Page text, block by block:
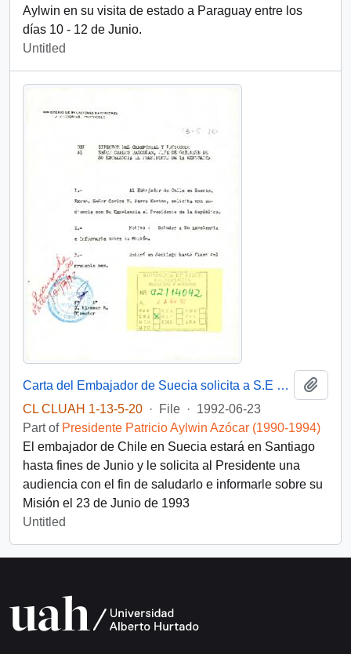
Aylwin en su visita de estado a Paraguay entre los
días 10 - 12 de Junio.
Untitled
Carta del Embajador de Suecia solicita a S.E una audiencia para Junio de 1992
CL CLUAH 1-13-5-20 · File · 1992-06-23
Part of Presidente Patricio Aylwin Azócar (1990-1994)
El embajador de Chile en Suecia estará en Santiago
hasta fines de Junio y le solicita al Presidente una
audiencia con el fin de saludarlo e informarle sobre su
Misión el 23 de Junio de 1993
Untitled